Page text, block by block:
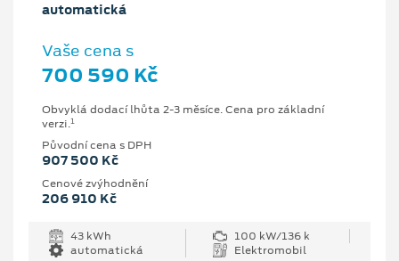
automatická
Vaše cena s
700 590 Kč
Obvyklá dodací lhůta 2-3 měsíce. Cena pro základní
verzi.1
Původní cena s DPH
907 500 Kč
Cenové zvýhodnění
206 910 Kč
43 kWh
100 kW/136 k
automatická
Elektromobil